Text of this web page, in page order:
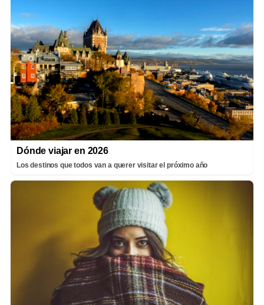
Dónde viajar en 2026
Los destinos que todos van a querer visitar el próximo año